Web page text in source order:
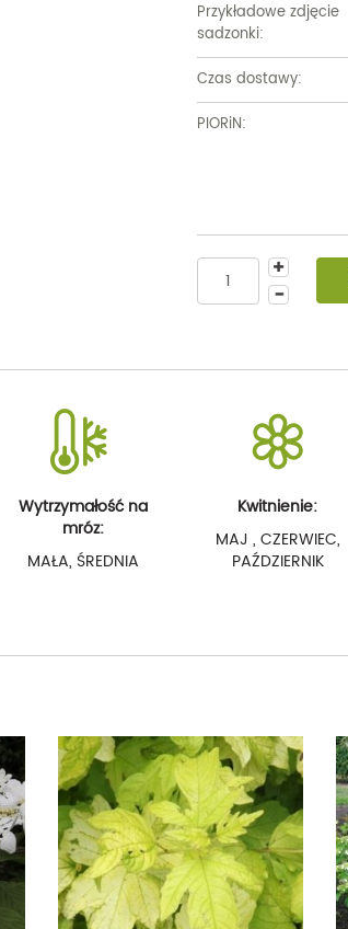
Przykładowe zdjęcie
sadzonki:
Czas dostawy:
PIORiN:
Wytrzymałość na
mróz:
MAŁA, ŚREDNIA
Kwitnienie:
MAJ , CZERWIEC,
PAŹDZIERNIK